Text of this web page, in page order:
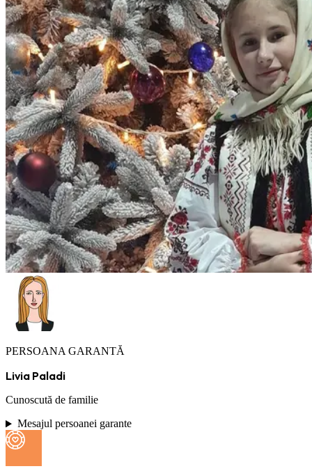
PERSOANA GARANTĂ
Livia Paladi
Cunoscută de familie
Mesajul persoanei garante